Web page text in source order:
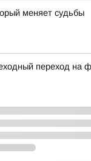
меняет судьбы
переход на